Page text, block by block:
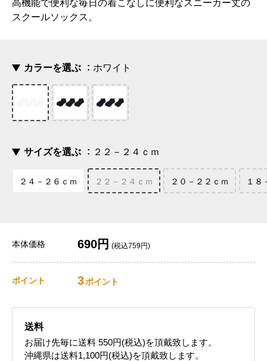
高機能で便利な毎日の着こなしに便利なスニーカー丈の
スクールソックス。
カラーを選ぶ ホワイト
サイズを選ぶ ２２－２４ｃｍ
２４－２６ｃｍ ２２－２４ｃｍ ２０－２２ｃｍ １８
本体価格 690円 (税込759円)
ポイント 3ポイント
送料
お届け先毎に送料 550円(税込)を頂戴致します。
沖縄県は送料1,100円(税込)を頂戴致します。